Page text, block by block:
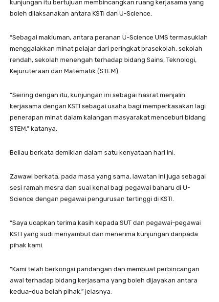
kunjungan itu bertujuan membincangkan ruang kerjasama yang
boleh dilaksanakan antara KSTI dan U-Science.
“Sebagai makluman, antara peranan U-Science UMS termasuklah
menggalakkan minat pelajar dari peringkat prasekolah, sekolah
rendah, sekolah menengah terhadap bidang Sains, Teknologi,
Kejuruteraan dan Matematik (STEM).
“Seiring dengan itu, kunjungan ini sebagai hasrat menjalin
kerjasama dengan KSTI sebagai usaha bagi memperkasakan lagi
penerapan minat dalam kalangan masyarakat menceburi bidang
STEM,” katanya.
Beliau berkata demikian dalam satu kenyataan hari ini.
Zawawi berkata, pada masa yang sama, lawatan ini juga sebagai
sesi ramah mesra dan suai kenal bagi pegawai baharu di U-
Science dengan pegawai pengurusan tertinggi di KSTI.
“Saya ucapkan terima kasih kepada SUT dan pegawai-pegawai
KSTI yang sudi menyambut dan menerima kunjungan daripada
pihak kami.
“Kami telah berkongsi pandangan dan membuat perbincangan
awal terhadap bidang kerjasama yang boleh dijayakan antara
kedua-dua belah pihak,” jelasnya.